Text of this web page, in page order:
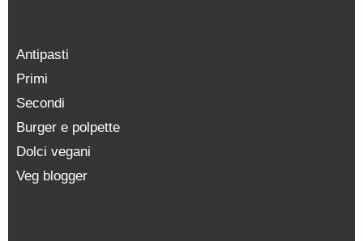
Antipasti
Primi
Secondi
Burger e polpette
Dolci vegani
Veg blogger